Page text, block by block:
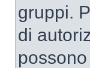
gruppi.
di